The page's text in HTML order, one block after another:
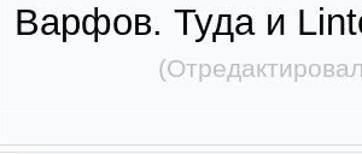
Варфов. Туда и